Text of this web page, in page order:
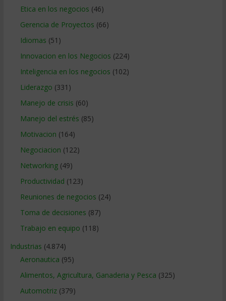
Etica en los negocios (46)
Gerencia de Proyectos (66)
Idiomas (51)
Innovacion en los Negocios (224)
Inteligencia en los negocios (102)
Liderazgo (331)
Manejo de crisis (60)
Manejo del estrés (85)
Motivacion (164)
Negociacion (122)
Networking(49)
Productividad (123)
Reuniones de negocios (24)
Toma de decisiones (87)
Trabajo en equipo (118)
Industrias (4.874)
Aeronautica (95)
Alimentos, Agricultura, Ganaderia y Pesca (325)
Automotriz(379)